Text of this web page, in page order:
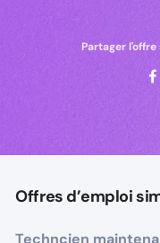
Partager l'offre
Offres d’emploi
Techncien